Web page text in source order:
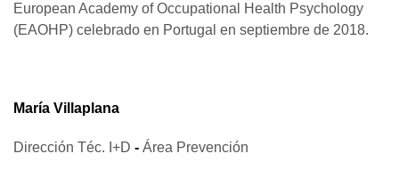
European Academy of Occupational Health Psychology
(EAOHP) celebrado en Portugal en septiembre de 2018.
María Villaplana
Dirección Téc. I+D - Área Prevención